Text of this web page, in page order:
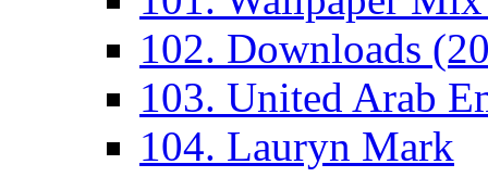
102. Downloads
103. United Arab
104. Lauryn Mark